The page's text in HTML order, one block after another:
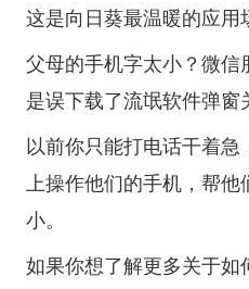
这是向日葵最温暖的应用
父母的手机字太小？微信
是误下载了流氓软件弹窗
以前你只能打电话干着
上操作他们的手机，帮他
小。
如果你想了解更多关于如